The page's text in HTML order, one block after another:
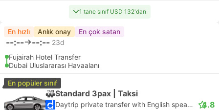
1 tane sınıf USD 132'dan
En hızlı Anlık onay En çok satan
--:-- --:-- 23d
Fujairah Hotel Transfer
Dubai Uluslararası Havaalanı
En popüler sınıf
Standard 3pax | Taksi
Daytrip private transfer with English speaking driver 4.8